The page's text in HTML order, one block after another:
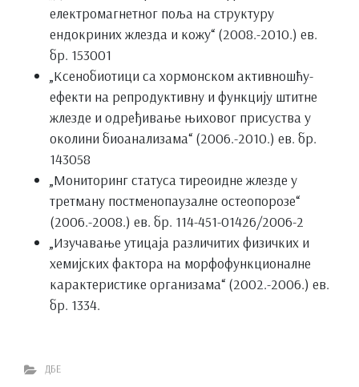
електромагнетног поља на структуру
ендокриних жлезда и кожу“ (2008.-2010.) ев.
бр. 153001
„Ксенобиотици са хормонском активношћу-
ефекти на репродуктивну и функцију штитне
жлезде и одређивање њиховог присуства у
околини биоанализама“ (2006.-2010.) ев. бр.
143058
„Мониторинг статуса тиреоидне жлезде у
третману постменопаузалне остеопорозе“
(2006.-2008.) ев. бр. 114-451-01426/2006-2
„Изучавање утицаја различитих физичких и
хемијских фактора на морфофункционалне
карактеристике организама“ (2002.-2006.) ев.
бр. 1334.
ДБЕ